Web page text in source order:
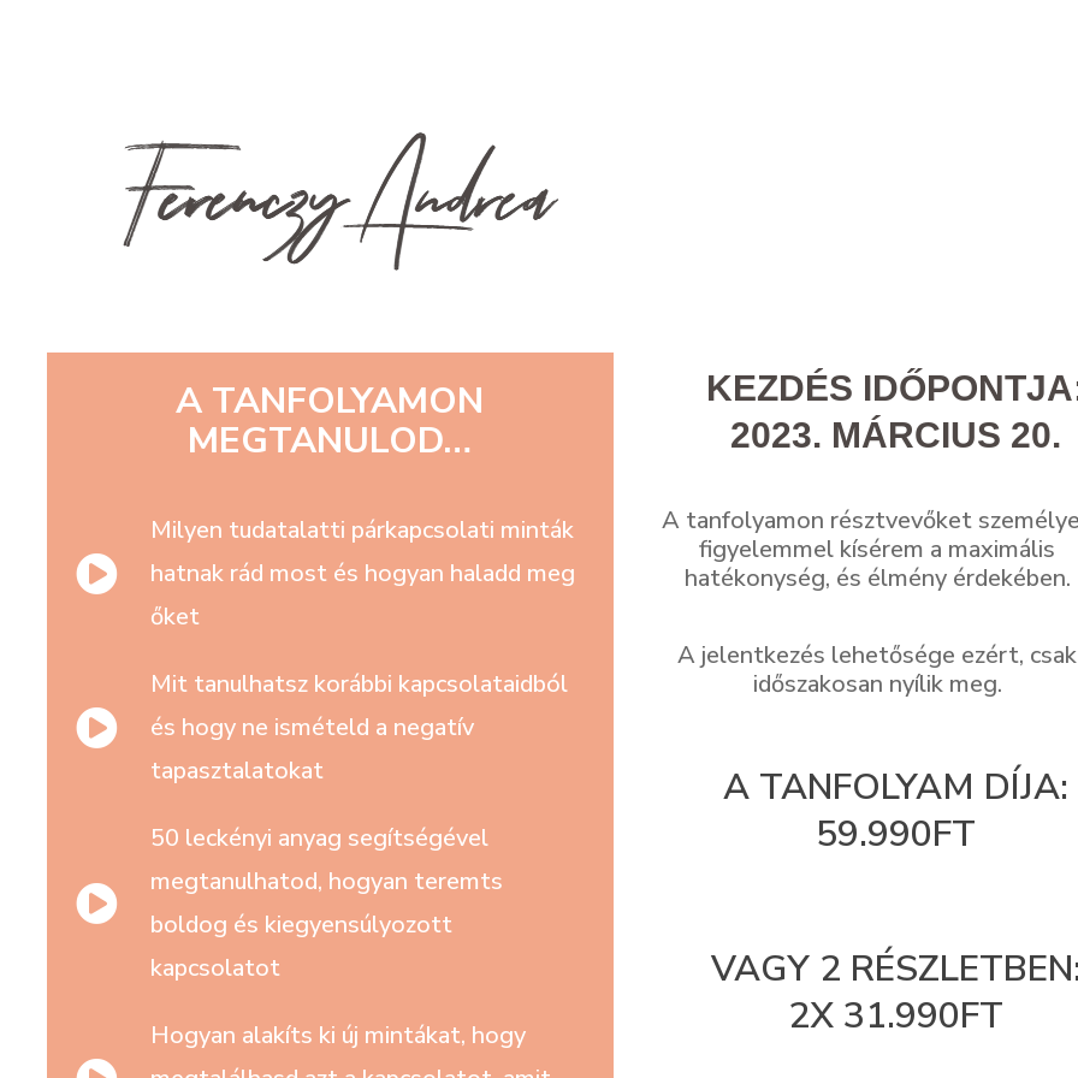
A TANFOLYAMON
MEGTANULOD…
Milyen tudatalatti párkapcsolati minták
hatnak rád most és hogyan haladd meg
őket
Mit tanulhatsz korábbi kapcsolataidból
és hogy ne ismételd a negatív
tapasztalatokat
50 leckényi anyag segítségével
megtanulhatod, hogyan teremts
boldog és kiegyensúlyozott
kapcsolatot
Hogyan alakíts ki új mintákat, hogy
KEZDÉS
2023. MÁRCIUS 20.
A tanfolyamon résztvevőket
figyelemmel kísérem a maximális
hatékonység, és élmény érdekében.
A jelentkezés lehetősége ezért, csak
időszakosan nyílik meg.
A TANFOLYAM DÍJA:
59.990FT
VAGY 2
2X 31.990FT